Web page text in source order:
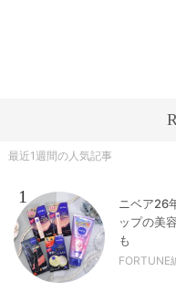
最近1週間の人気記事
1
ニベア26
ップの美
も
FORTUNE